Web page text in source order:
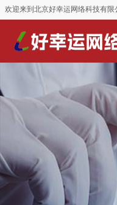
欢迎来到北京好幸运网络科技有限